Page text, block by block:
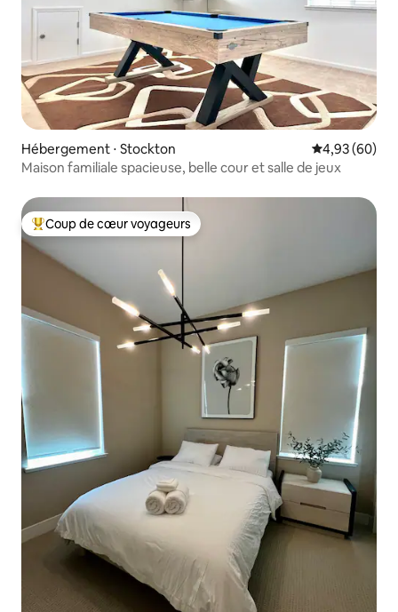
Hébergement ⋅ Stockton Évaluation
4,93 (60)
Maison familiale spacieuse, belle cour et salle de jeux
Coups de cœur voyageurs les plus appréciés
Coup de cœur voyageurs